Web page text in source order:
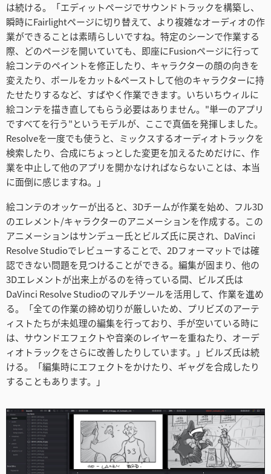
は続ける。「エディットページでサウンドトラックを構築し、
瞬時にFairlightページに切り替えて、より複雑なオーディオの作
業ができることは素晴らしいですね。特定のシーンで作業する
際、どのページを開いていても、即座にFusionページに行って
絵コンテのペイントを修正したり、キャラクターの顔の向きを
変えたり、ボールをカット&ペーストして他のキャラクターに持
たせたりするなど、すばやく作業できます。いちいちウィルに
絵コンテを描き直してもらう必要はありません。"単一のアプリ
ですべてを行う"というモデルが、ここで真価を発揮しました。
Resolveを一度でも使うと、ミックスするオーディオトラックを
検索したり、合成にちょっとした変更を加えるためだけに、作
業を中止して他のアプリを開かなければならないことは、本当
に面倒に感じますね。」
絵コンテのオッケーが出ると、3Dチームが作業を始め、フル3D
のエレメント/キャラクターのアニメーションを作成する。この
アニメーションはサンデュー氏とビルズ氏に戻され、DaVinci
Resolve Studioでレビューすることで、2Dフォーマットでは確
認できない問題を見つけることができる。編集が固まり、他の
3Dエレメントが出来上がるのを待っている間、ビルズ氏は
DaVinci Resolve Studioのマルチツールを活用して、作業を進め
る。「全ての作業の締め切りが厳しいため、プリビズのアーテ
ィストたちが未処理の編集を行っており、手が空いている時に
は、サウンドエフェクトや音楽のレイヤーを重ねたり、オーデ
ィオトラックをさらに改善したりしています。」ビルズ氏は続
ける。「編集時にエフェクトをかけたり、ギャグを合成したり
することもあります。」